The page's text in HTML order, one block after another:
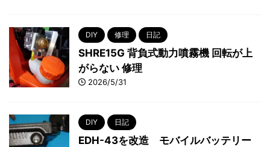
DIY 修理 日記
SHRE15G 背負式動力噴霧機 回転が上
がらない 修理
2026/5/31
DIY 日記
EDH-43を改造 モバイルバッテリー